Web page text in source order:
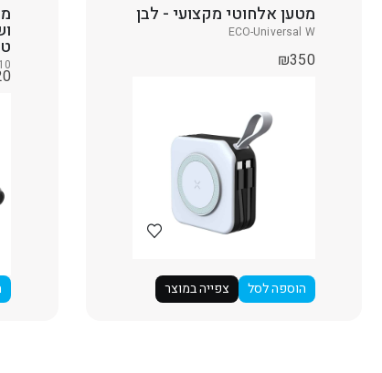
מטען אלחוטי מקצועי - לבן
ECO-Universal W
₪350
הוספה לסל צפייה במוצר